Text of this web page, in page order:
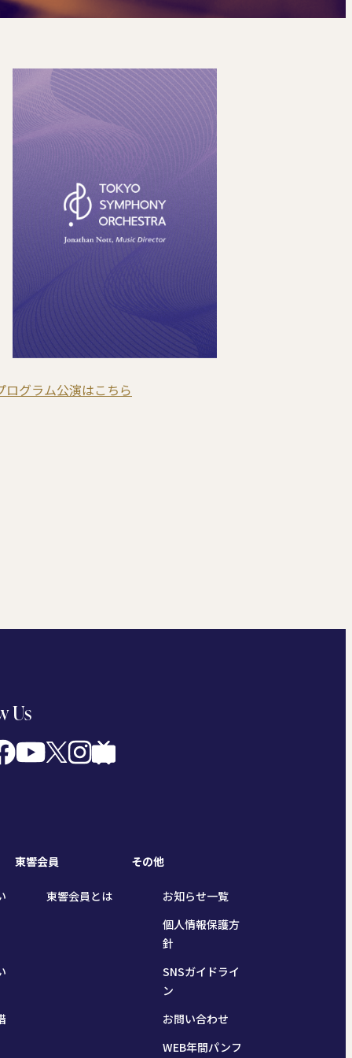
ログラム公演はこちら
Us
東響会員
東響会員とは
その他
お知らせ一覧
個人情報保護方
針
SNSガイドライ
ン
お問い合わせ
WEB年間パンフ